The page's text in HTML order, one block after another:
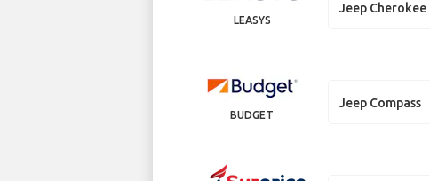
LEASYS
Jeep Cherokee
BUDGET
Jeep Compass